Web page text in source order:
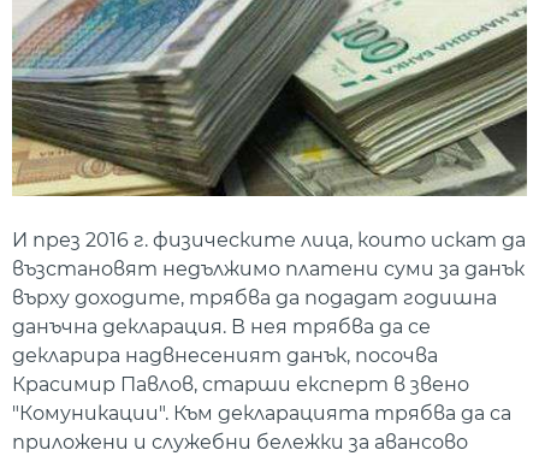
И през 2016 г. физическите лица, които искат да
възстановят недължимо платени суми за данък
върху доходите, трябва да подадат годишна
данъчна декларация. В нея трябва да се
декларира надвнесеният данък, посочва
Красимир Павлов, старши експерт в звено
"Комуникации". Към декларацията трябва да са
приложени и служебни бележки за авансово